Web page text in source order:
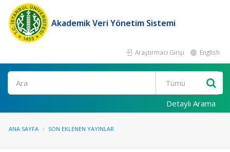
Akademik Veri Yönetim Sistemi
Araştırmacı Girişi English
Ara
Detaylı Arama
ANA SAYFA SON EKLENEN YAYINLAR